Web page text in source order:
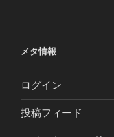
メタ情報
ログイン
投稿フィード